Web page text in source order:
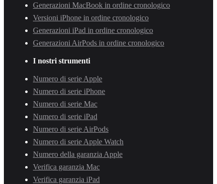
Generazioni MacBook in ordine cronologico
Versioni iPhone in ordine cronologico
Generazioni iPad in ordine cronologico
Generazioni AirPods in ordine cronologico
I nostri strumenti
Numero di serie Apple
Numero di serie iPhone
Numero di serie Mac
Numero di serie iPad
Numero di serie AirPods
Numero di serie Apple Watch
Numero della garanzia Apple
Verifica garanzia Mac
Verifica garanzia iPad